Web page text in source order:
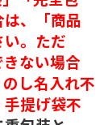
、「商品
。ただ
ない場合
し名入れ不
提げ袋不